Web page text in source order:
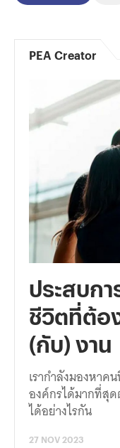
PEA Creator
ประสบก
ชีวิตที่ต้อ
(กับ) งาน
เรากำลังมองหาค
องค์กรได้มากที่สุ
ได้อย่างไรกัน
27 NOV 2023